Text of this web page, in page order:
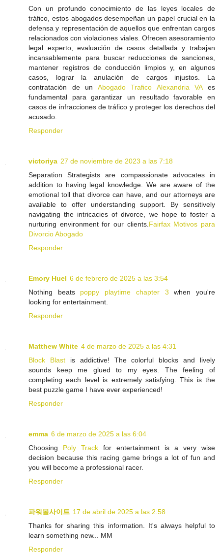
Con un profundo conocimiento de las leyes locales de
tráfico, estos abogados desempeñan un papel crucial en la
defensa y representación de aquellos que enfrentan cargos
relacionados con violaciones viales. Ofrecen asesoramiento
legal experto, evaluación de casos detallada y trabajan
incansablemente para buscar reducciones de sanciones,
mantener registros de conducción limpios y, en algunos
casos, lograr la anulación de cargos injustos. La
contratación de un Abogado Trafico Alexandria VAes
fundamental para garantizar un resultado favorable en
casos de infracciones de tráfico y proteger los derechos del
acusado.
Responder
victoriya 27 de noviembre de 2023 a las 7:18
Separation Strategists are compassionate advocates in
addition to having legal knowledge. We are aware of the
emotional toll that divorce can have, and our attorneys are
available to offer understanding support. By sensitively
navigating the intricacies of divorce, we hope to foster a
nurturing environment for our clients.Fairfax Motivos para
Divorcio Abogado
Responder
Emory Huel 6 de febrero de 2025 a las 3:54
Nothing beats poppy playtime chapter 3 when you're
looking for entertainment.
Responder
Matthew White 4 de marzo de 2025 a las 4:31
Block Blastis addictive! The colorful blocks and lively
sounds keep me glued to my eyes. The feeling of
completing each level is extremely satisfying. This is the
best puzzle game I have ever experienced!
Responder
emma 6 de marzo de 2025 a las 6:04
Choosing Poly Track for entertainment is a very wise
decision because this racing game brings a lot of fun and
you will become a professional racer.
Responder
파워볼사이트 17 de abril de 2025 a las 2:58
Thanks for sharing this information. It's always helpful to
learn something new... MM
Responder